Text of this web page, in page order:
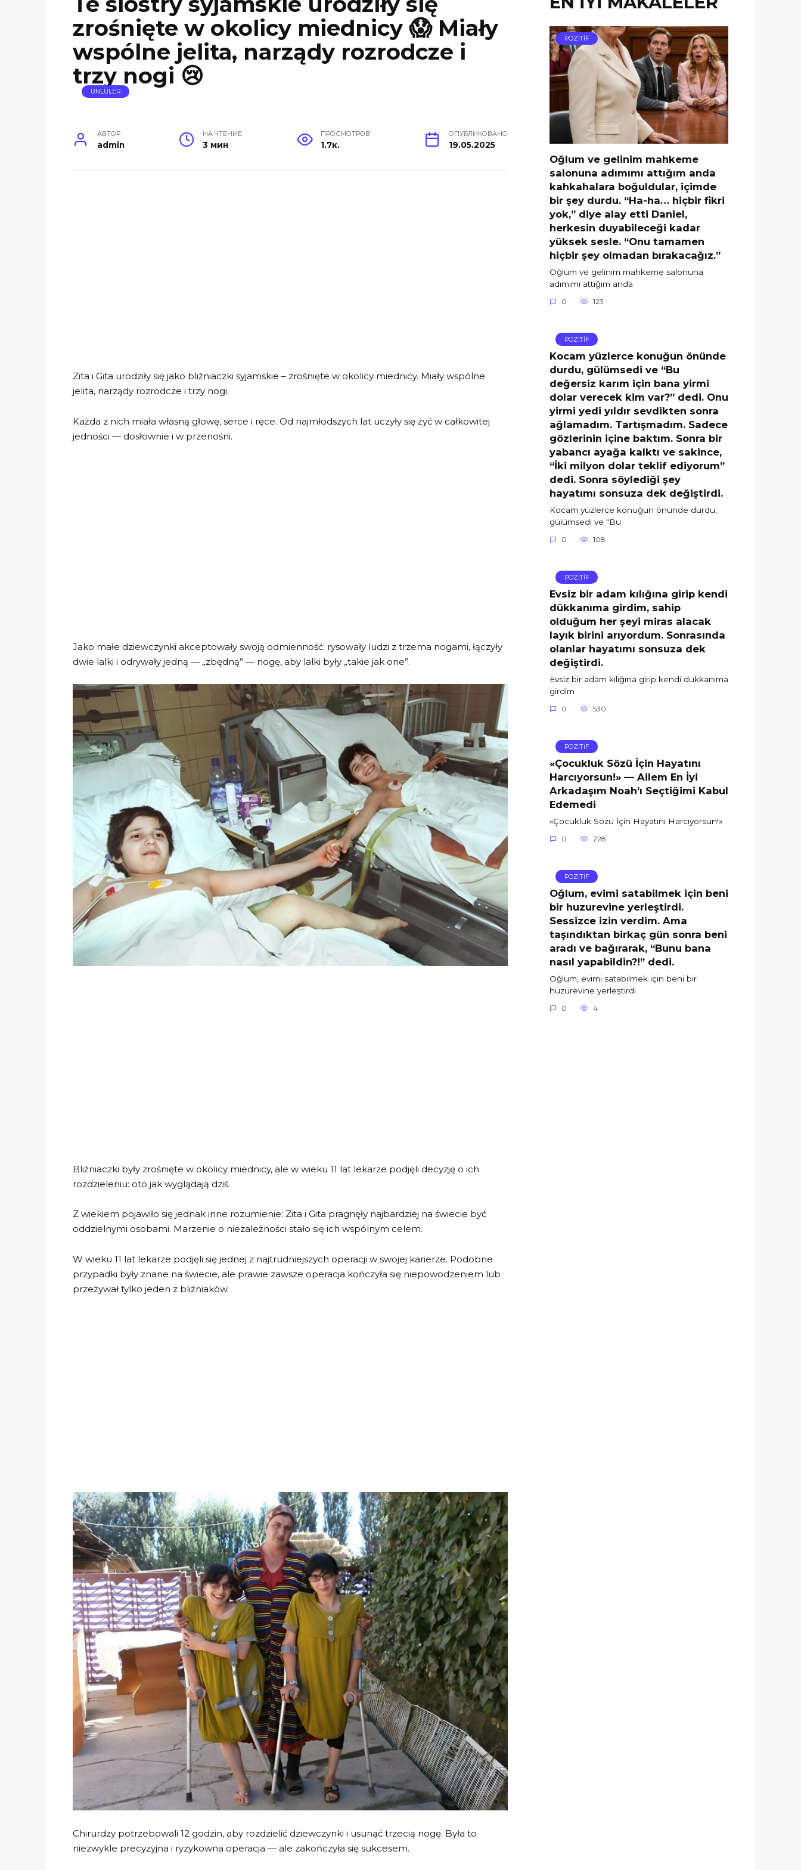
zrośnięte w okolicy miednicy 😱 Miały
wspólne jelita, narządy rozrodcze i
trzy nogi 😢
ÜNLÜLER
АВТОР
admin
НА ЧТЕНИЕ
3 мин
ПРОСМОТРОВ
1.7к.
ОПУБЛИКОВАНО
19.05.2025
Zita i Gita urodziły się jako bliźniaczki syjamskie – zrośnięte w okolicy miednicy. Miały wspólne
jelita, narządy rozrodcze i trzy nogi.
Każda z nich miała własną głowę, serce i ręce. Od najmłodszych lat uczyły się żyć w całkowitej
jedności — dosłownie i w przenośni.
Jako małe dziewczynki akceptowały swoją odmienność: rysowały ludzi z trzema nogami, łączyły
dwie lalki i odrywały jedną — „zbędną” — nogę, aby lalki były „takie jak one”.
Bliźniaczki były zrośnięte w okolicy miednicy, ale w wieku 11 lat lekarze podjęli decyzję o ich
rozdzieleniu: oto jak wyglądają dziś.
Z wiekiem pojawiło się jednak inne rozumienie: Zita i Gita pragnęły najbardziej na świecie być
oddzielnymi osobami. Marzenie o niezależności stało się ich wspólnym celem.
W wieku 11 lat lekarze podjęli się jednej z najtrudniejszych operacji w swojej karierze. Podobne
przypadki były znane na świecie, ale prawie zawsze operacja kończyła się niepowodzeniem lub
przeżywał tylko jeden z bliźniaków.
Chirurdzy potrzebowali 12 godzin, aby rozdzielić dziewczynki i usunąć trzecią nogę. Była to
niezwykle precyzyjna i ryzykowna operacja — ale zakończyła się sukcesem.
POZİTİF
Oğlum ve gelinim mahkeme
salonuna adımımı attığım anda
kahkahalara boğuldular, içimde
bir şey durdu. “Ha-ha… hiçbir fikri
yok,” diye alay etti Daniel,
herkesin duyabileceği kadar
yüksek sesle. “Onu tamamen
hiçbir şey olmadan bırakacağız.”
Oğlum ve gelinim mahkeme salonuna
adımımı attığım anda
0 123
POZİTİF
Kocam yüzlerce konuğun önünde
durdu, gülümsedi ve “Bu
değersiz karım için bana yirmi
dolar verecek kim var?” dedi. Onu
yirmi yedi yıldır sevdikten sonra
ağlamadım. Tartışmadım. Sadece
gözlerinin içine baktım. Sonra bir
yabancı ayağa kalktı ve sakince,
“İki milyon dolar teklif ediyorum”
dedi. Sonra söylediği şey
hayatımı sonsuza dek değiştirdi.
Kocam yüzlerce konuğun önünde durdu,
gülümsedi ve “Bu
0 108
POZİTİF
Evsiz bir adam kılığına girip kendi
dükkanıma girdim, sahip
olduğum her şeyi miras alacak
layık birini arıyordum. Sonrasında
olanlar hayatımı sonsuza dek
değiştirdi.
Evsiz bir adam kılığına girip kendi dükkanıma
girdim
0 530
POZİTİF
«Çocukluk Sözü İçin Hayatını
Harcıyorsun!» — Ailem En İyi
Arkadaşım Noah’ı Seçtiğimi Kabul
Edemedi
«Çocukluk Sözü İçin Hayatını Harcıyorsun!»
0 228
POZİTİF
Oğlum, evimi satabilmek için beni
bir huzurevine yerleştirdi.
Sessizce izin verdim. Ama
taşındıktan birkaç gün sonra beni
aradı ve bağırarak, “Bunu bana
nasıl yapabildin?!” dedi.
Oğlum, evimi satabilmek için beni bir
huzurevine yerleştirdi.
0 4